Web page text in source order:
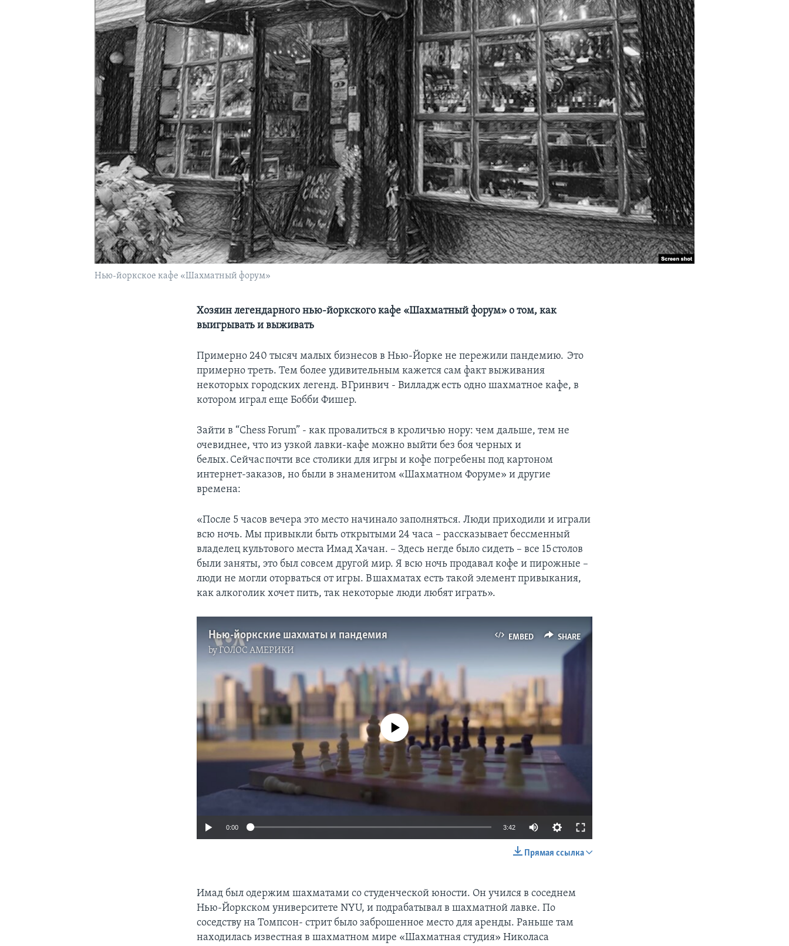
Нью-йоркское кафе «Шахматный форум»
Хозяин легендарного нью-йоркского кафе «Шахматный форум» о том, как
выигрывать и выживать
Примерно 240 тысяч малых бизнесов в Нью-Йорке не пережили пандемию. Это
примерно треть. Тем более удивительным кажется сам факт выживания
некоторых городских легенд. В Гринвич - Вилладж есть одно шахматное кафе, в
котором играл еще Бобби Фишер.
Зайти в “Chess Forum” - как провалиться в кроличью нору: чем дальше, тем не
очевиднее, что из узкой лавки-кафе можно выйти без боя черных и
белых. Сейчас почти все столики для игры и кофе погребены под картоном
интернет-заказов, но были в знаменитом «Шахматном Форуме» и другие
времена:
«После 5 часов вечера это место начинало заполняться. Люди приходили и играли
всю ночь. Мы привыкли быть открытыми 24 часа – рассказывает бессменный
владелец культового места Имад Хачан. – Здесь негде было сидеть – все 15 столов
были заняты, это был совсем другой мир. Я всю ночь продавал кофе и пирожные –
люди не могли оторваться от игры. В шахматах есть такой элемент привыкания,
как алкоголик хочет пить, так некоторые люди любят играть».
EMBED SHARE
Нью-йоркские шахматы и пандемия
byГОЛОС АМЕРИКИ
No media source currently available
0:00 3:42
Прямая ссылка
Имад был одержим шахматами со студенческой юности. Он учился в соседнем
Нью-Йоркском университете NYU, и подрабатывал в шахматной лавке. По
соседству на Томпсон- стрит было заброшенное место для аренды. Раньше там
находилась известная в шахматном мире «Шахматная студия» Николаса